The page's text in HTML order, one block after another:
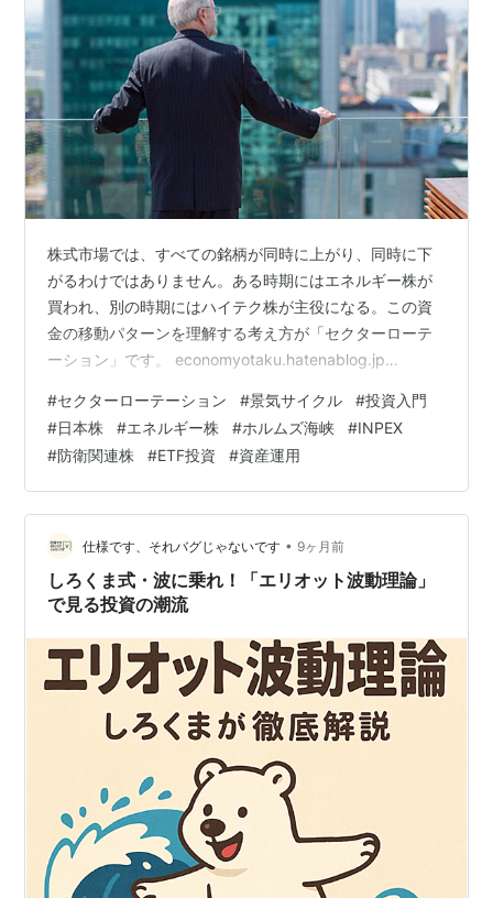
株式市場では、すべての銘柄が同時に上がり、同時に下
がるわけではありません。ある時期にはエネルギー株が
買われ、別の時期にはハイテク株が主役になる。この資
金の移動パターンを理解する考え方が「セクターローテ
ーション」です。 economyotaku.hatenablog.jp
economyotaku.hatenablog.jp 今日は、投資の基礎体力
として知っておきたいこの概念を、現在進行形のホルム
ズ海峡危機を実例に交えながら解説します。
#セクターローテーション #景気サイクル #投資入門
#日本株 #エネルギー株 #ホルムズ海峡 #INPEX
#防衛関連株 #ETF投資 #資産運用
仕様です、それバグじゃないです • 9ヶ月前
しろくま式・波に乗れ！「エリオット波動理論」
で見る投資の潮流